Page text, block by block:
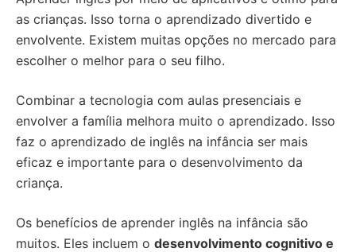
as crianças. Isso torna o aprendizado divertido e
envolvente. Existem muitas opções no mercado para
escolher o melhor para o seu filho.
Combinar a tecnologia com aulas presenciais e
envolver a família melhora muito o aprendizado. Isso
faz o aprendizado de inglês na infância ser mais
eficaz e importante para o desenvolvimento da
criança.
Os benefícios de aprender inglês na infância são
muitos. Eles incluem o desenvolvimento cognitivo e